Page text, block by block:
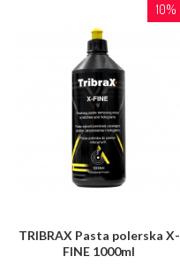
10%
TRIBRAX Pasta polerska X-
FINE 1000ml